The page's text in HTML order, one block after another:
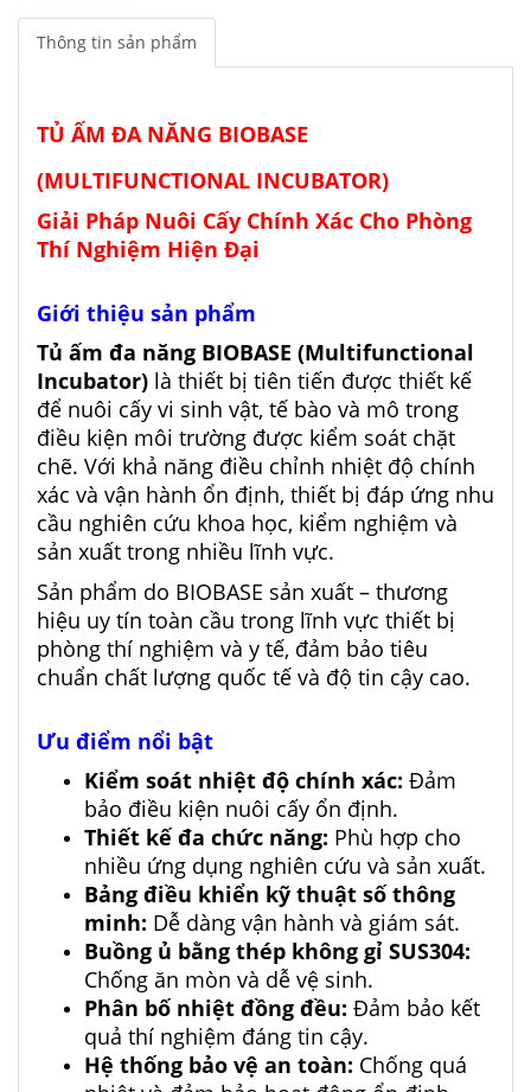
Thông tin sản phẩm
TỦ ẤM ĐA NĂNG BIOBASE
(MULTIFUNCTIONAL INCUBATOR)
Giải Pháp Nuôi Cấy Chính Xác Cho Phòng
Thí Nghiệm Hiện Đại
Giới thiệu sản phẩm
Tủ ấm đa năng BIOBASE (Multifunctional
Incubator) là thiết bị tiên tiến được thiết kế
để nuôi cấy vi sinh vật, tế bào và mô trong
điều kiện môi trường được kiểm soát chặt
chẽ. Với khả năng điều chỉnh nhiệt độ chính
xác và vận hành ổn định, thiết bị đáp ứng nhu
cầu nghiên cứu khoa học, kiểm nghiệm và
sản xuất trong nhiều lĩnh vực.
Sản phẩm do BIOBASE sản xuất – thương
hiệu uy tín toàn cầu trong lĩnh vực thiết bị
phòng thí nghiệm và y tế, đảm bảo tiêu
chuẩn chất lượng quốc tế và độ tin cậy cao.
Ưu điểm nổi bật
Kiểm soát nhiệt độ chính xác: Đảm
bảo điều kiện nuôi cấy ổn định.
Thiết kế đa chức năng: Phù hợp cho
nhiều ứng dụng nghiên cứu và sản xuất.
Bảng điều khiển kỹ thuật số thông
minh: Dễ dàng vận hành và giám sát.
Buồng ủ bằng thép không gỉ SUS304:
Chống ăn mòn và dễ vệ sinh.
Phân bố nhiệt đồng đều: Đảm bảo kết
quả thí nghiệm đáng tin cậy.
Hệ thống bảo vệ an toàn: Chống quá